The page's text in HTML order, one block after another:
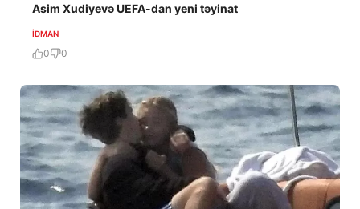
Asim Xudiyevə UEFA-dan yeni təyinat
İDMAN
0 0